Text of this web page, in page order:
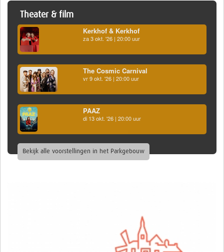
Theater & film
Kerkhof & Kerkhof
za 3 okt. '26 | 20:00 uur
The Cosmic Carnival
vr 9 okt. '26 | 20:00 uur
PAAZ
di 13 okt. '26 | 20:00 uur
Bekijk alle voorstellingen in het Parkgebouw